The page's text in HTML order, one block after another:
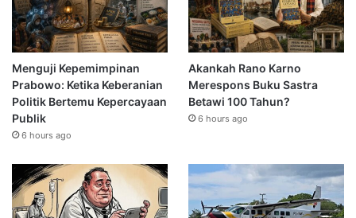
Menguji Kepemimpinan
Prabowo: Ketika Keberanian
Politik Bertemu Kepercayaan
Publik
6 hours ago
Akankah Rano Karno
Merespons Buku Sastra
Betawi 100 Tahun?
6 hours ago